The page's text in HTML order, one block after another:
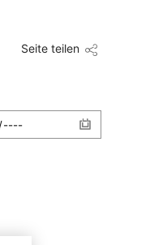
Seite teilen